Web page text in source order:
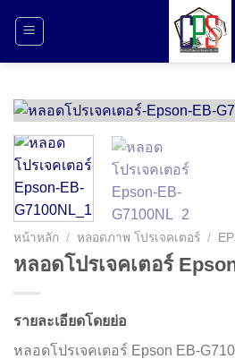
หน้าหลัก / หลอดภาพ โปรเจคเตอร์ /
หลอดโปรเจคเตอร์
รายละเอียดโดยย่อ
หลอดโปรเจคเตอร์ Epson EB-